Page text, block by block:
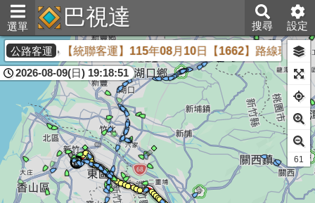
選單 巴視達 搜尋 設定
公路客運 【統聯客運】115年08月10日【1662】路線班次異
2026-08-09(日) 19:18:51
60